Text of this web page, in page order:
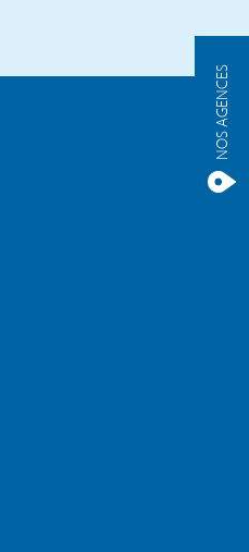
NOS AGENCES